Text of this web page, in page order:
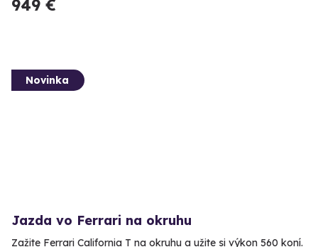
949 €
Novinka
Jazda vo Ferrari na okruhu
Zažite Ferrari California T na okruhu a užite si výkon 560 koní.